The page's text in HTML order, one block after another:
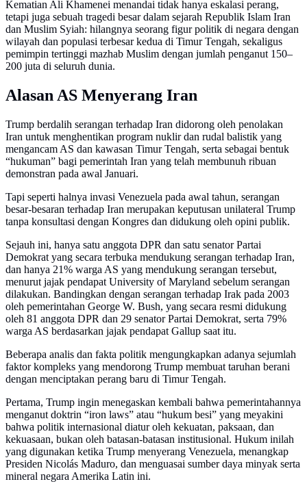
Kematian Ali Khamenei menandai tidak hanya eskalasi perang,
tetapi juga sebuah tragedi besar dalam sejarah Republik Islam Iran
dan Muslim Syiah: hilangnya seorang figur politik di negara dengan
wilayah dan populasi terbesar kedua di Timur Tengah, sekaligus
pemimpin tertinggi mazhab Muslim dengan jumlah penganut 150–
200 juta di seluruh dunia.
Alasan AS Menyerang Iran
Trump berdalih serangan terhadap Iran didorong oleh penolakan
Iran untuk menghentikan program nuklir dan rudal balistik yang
mengancam AS dan kawasan Timur Tengah, serta sebagai bentuk
“hukuman” bagi pemerintah Iran yang telah membunuh ribuan
demonstran pada awal Januari.
Tapi seperti halnya invasi Venezuela pada awal tahun, serangan
besar-besaran terhadap Iran merupakan keputusan unilateral Trump
tanpa konsultasi dengan Kongres dan didukung oleh opini publik.
Sejauh ini, hanya satu anggota DPR dan satu senator Partai
Demokrat yang secara terbuka mendukung serangan terhadap Iran,
dan hanya 21% warga AS yang mendukung serangan tersebut,
menurut jajak pendapat University of Maryland sebelum serangan
dilakukan. Bandingkan dengan serangan terhadap Irak pada 2003
oleh pemerintahan George W. Bush, yang secara resmi didukung
oleh 81 anggota DPR dan 29 senator Partai Demokrat, serta 79%
warga AS berdasarkan jajak pendapat Gallup saat itu.
Beberapa analis dan fakta politik mengungkapkan adanya sejumlah
faktor kompleks yang mendorong Trump membuat taruhan berani
dengan menciptakan perang baru di Timur Tengah.
Pertama, Trump ingin menegaskan kembali bahwa pemerintahannya
menganut doktrin “iron laws” atau “hukum besi” yang meyakini
bahwa politik internasional diatur oleh kekuatan, paksaan, dan
kekuasaan, bukan oleh batasan-batasan institusional. Hukum inilah
yang digunakan ketika Trump menyerang Venezuela, menangkap
Presiden Nicolás Maduro, dan menguasai sumber daya minyak serta
mineral negara Amerika Latin ini.